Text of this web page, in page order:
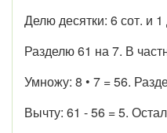
Делю десятки: 6 сот. и 1
Разделю 61 на 7. В
Умножу: 8 • 7 = 56.
Вычту: 61 - 56 = 5.